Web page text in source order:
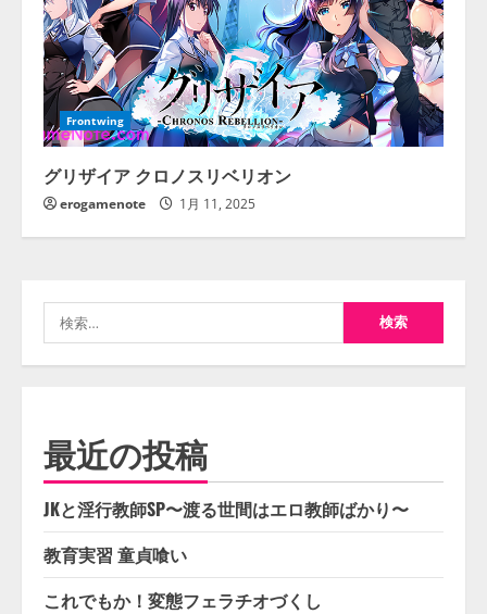
Frontwing
グリザイア クロノスリベリオン
erogamenote 1月 11, 2025
索:
最近の投稿
JKと淫行教師SP〜渡る世間はエロ教師ばかり〜
教育実習 童貞喰い
これでもか！変態フェラチオづくし